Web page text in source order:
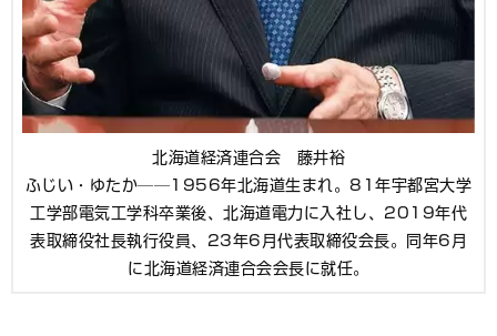
北海道経済連合会 藤井裕
ふじい・ゆたか──1956年北海道生まれ。81年宇都宮大学
工学部電気工学科卒業後、北海道電力に入社し、2019年代
表取締役社長執行役員、23年6月代表取締役会長。同年6月
に北海道経済連合会会長に就任。